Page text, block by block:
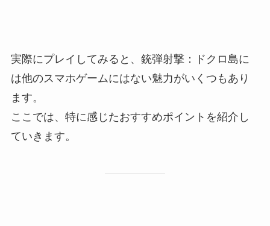
実際にプレイしてみると、銃弾射撃：ドクロ島に
は他のスマホゲームにはない魅力がいくつもあり
ます。
ここでは、特に感じたおすすめポイントを紹介し
ていきます。